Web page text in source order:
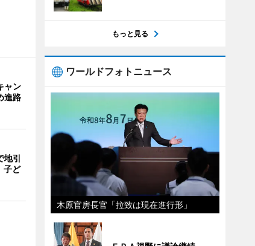
ャン
進路
地引
子ど
もっと見る
ワールドフォトニュース
木原官房長官「拉致は現在進行形」